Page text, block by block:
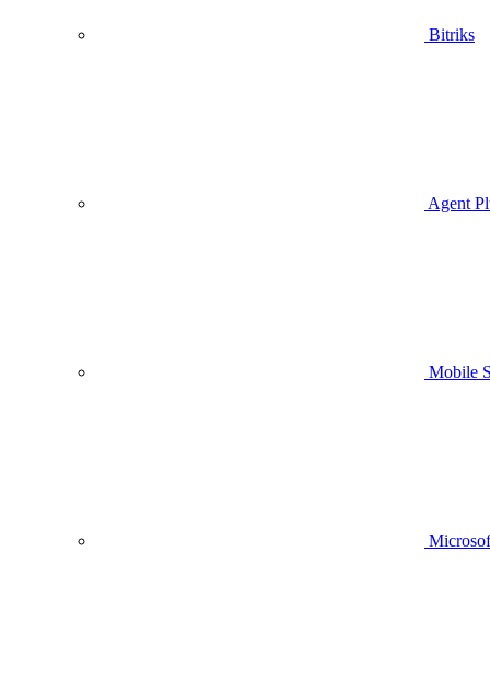
Bitriks
Agent
Mobile